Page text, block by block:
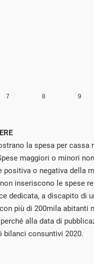
la spesa per
maggiori o minori
positiva o negativa della
inseriscono le spese
dedicata, a discapito di
più di 200mila abitanti
alla data di
bilanci consuntivi 2020.